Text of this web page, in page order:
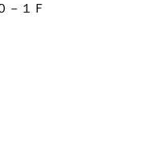
－１Ｆ